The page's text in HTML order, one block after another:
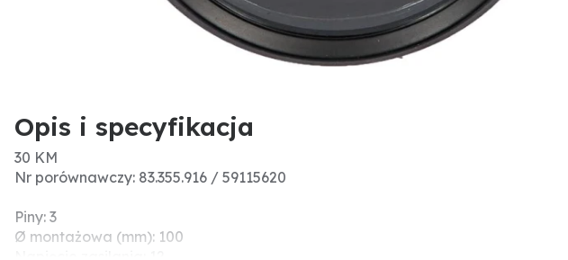
Opis i specyfikacja
30 KM
Nr porównawczy: 83.355.916 / 59115620
Piny: 3
Ø montażowa (mm): 100